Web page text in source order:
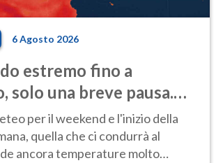
6 Agosto 2026
estremo fino a
solo una breve pausa.
per il weekend e l'inizio della
quella che ci condurrà al
ancora temperature molto